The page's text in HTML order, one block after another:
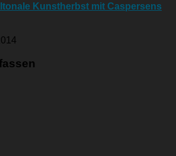
Kunstherbst mit Caspersens